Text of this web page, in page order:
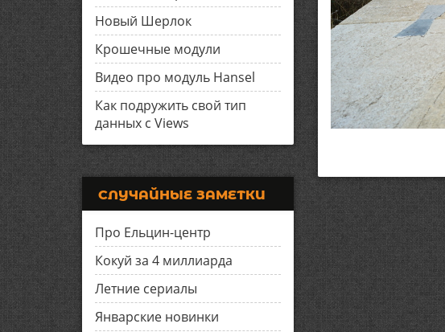
Новый Шерлок
Крошечные модули
Видео про модуль Hansel
Как подружить свой тип
данных с Views
СЛУЧАЙНЫЕ ЗАМЕТКИ
Про Ельцин-центр
Кокуй за 4 миллиарда
Летние сериалы
Январские новинки